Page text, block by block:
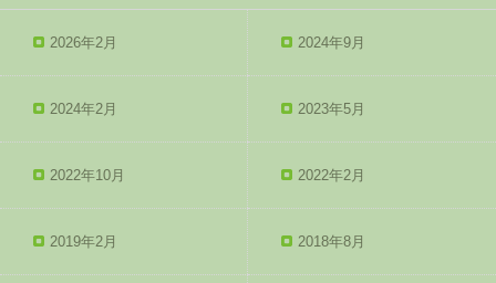
2026年2月 2024年9月
2024年2月 2023年5月
2022年10月 2022年2月
2019年2月 2018年8月